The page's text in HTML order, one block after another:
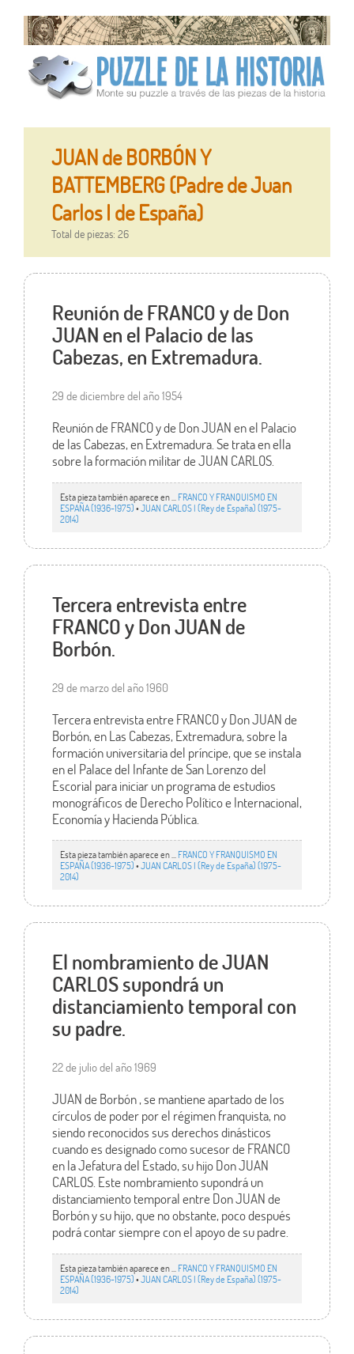
JUAN de BORBÓN Y
BATTEMBERG (Padre de Juan
Carlos I de España)
Total de piezas: 26
Reunión de FRANCO y de Don
JUAN en el Palacio de las
Cabezas, en Extremadura.
29 de diciembre del año 1954
Reunión de FRANCO y de Don JUAN en el Palacio
de las Cabezas, en Extremadura. Se trata en ella
sobre la formación militar de JUAN CARLOS.
Esta pieza también aparece en ... FRANCO Y FRANQUISMO EN
ESPAÑA (1936-1975)•JUAN CARLOS I (Rey de España) (1975-
2014)
Tercera entrevista entre
FRANCO y Don JUAN de
Borbón.
29 de marzo del año 1960
Tercera entrevista entre FRANCO y Don JUAN de
Borbón, en Las Cabezas, Extremadura, sobre la
formación universitaria del príncipe, que se instala
en el Palace del Infante de San Lorenzo del
Escorial para iniciar un programa de estudios
monográficos de Derecho Político e Internacional,
Economía y Hacienda Pública.
Esta pieza también aparece en ... FRANCO Y FRANQUISMO EN
ESPAÑA (1936-1975)•JUAN CARLOS I (Rey de España) (1975-
2014)
El nombramiento de JUAN
CARLOS supondrá un
distanciamiento temporal con
su padre.
22 de julio del año 1969
JUAN de Borbón , se mantiene apartado de los
círculos de poder por el régimen franquista, no
siendo reconocidos sus derechos dinásticos
cuando es designado como sucesor de FRANCO
en la Jefatura del Estado, su hijo Don JUAN
CARLOS. Este nombramiento supondrá un
distanciamiento temporal entre Don JUAN de
Borbón y su hijo, que no obstante, poco después
podrá contar siempre con el apoyo de su padre.
Esta pieza también aparece en ... FRANCO Y FRANQUISMO EN
ESPAÑA (1936-1975)•JUAN CARLOS I (Rey de España) (1975-
2014)